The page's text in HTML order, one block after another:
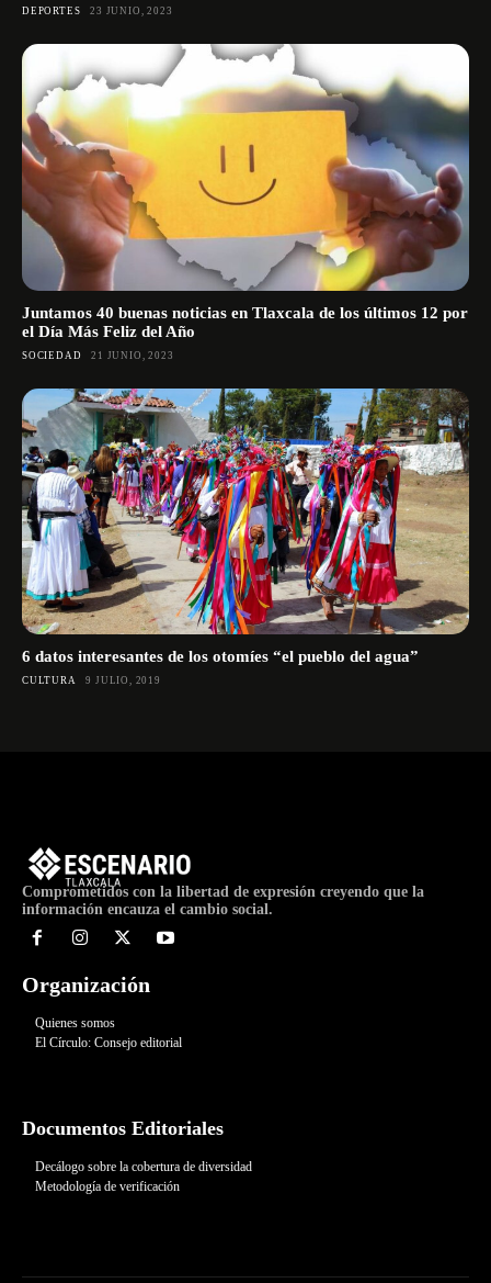
DEPORTES 23 JUNIO, 2023
Juntamos 40 buenas noticias en Tlaxcala de los últimos 12 por
el Día Más Feliz del Año
SOCIEDAD 21 JUNIO, 2023
6 datos interesantes de los otomíes “el pueblo del agua”
CULTURA 9 JULIO, 2019
Comprometidos con la libertad de expresión creyendo que la
información encauza el cambio social.
Organización
Quienes somos
El Círculo: Consejo editorial
Documentos Editoriales
Decálogo sobre la cobertura de diversidad
Metodología de verificación